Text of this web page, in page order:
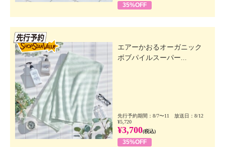
35%OFF
エアーかおるオーガニック
ボブパイルスーパー...
先行予約期間：8/7〜11 放送日：8/12
¥5,720
¥3,700(税込)
35%OFF